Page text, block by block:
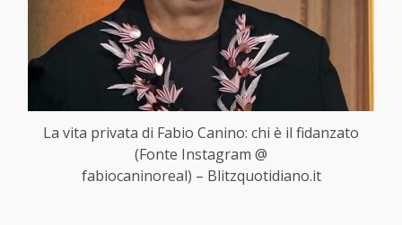
La vita privata di Fabio Canino: chi è il fidanzato
(Fonte Instagram @
fabiocaninoreal) – Blitzquotidiano.it